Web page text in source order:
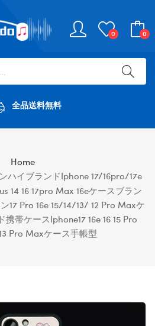
0 0
全品送料無料
Home
ハイブランドiphone 17/16pro/17e
14 16 17pro Max 16eケースブラン
17 Pro 16e 15/14/13/ 12 Pro Maxケ
帯ケースiphone17 16e 16 15 Pro
Pro Maxケース手帳型